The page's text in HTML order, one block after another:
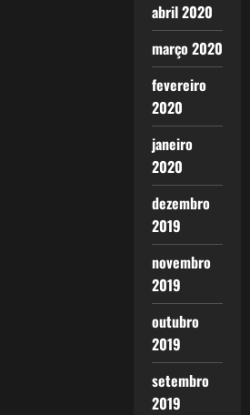
abril 2020
março 2020
fevereiro
2020
janeiro
2020
dezembro
2019
novembro
2019
outubro
2019
setembro
2019